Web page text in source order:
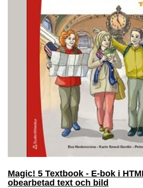
Magic! 5 Textbook - E-bok i
obearbetad text och bild